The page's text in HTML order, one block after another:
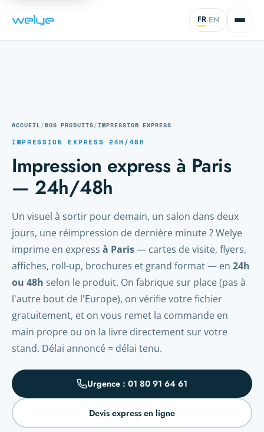
FR·EN
ACCUEIL/NOS PRODUITS/IMPRESSION EXPRESS
IMPRESSION EXPRESS 24H/48H
Impression express à Paris
— 24h/48h
Un visuel à sortir pour demain, un salon dans deux
jours, une réimpression de dernière minute ? Welye
imprime en express à Paris— cartes de visite, flyers,
affiches, roll-up, brochures et grand format — en 24h
ou 48h selon le produit. On fabrique sur place (pas à
l'autre bout de l'Europe), on vérifie votre fichier
gratuitement, et on vous remet la commande en
main propre ou on la livre directement sur votre
stand. Délai annoncé = délai tenu.
Urgence : 01 80 91 64 61
Devis express en ligne